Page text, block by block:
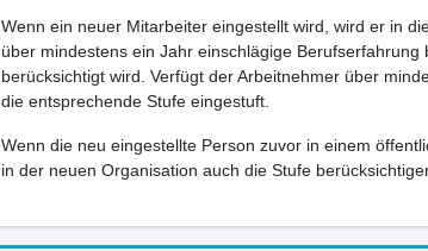
Wenn ein neuer Mitarbeiter eingestellt wird, wird er in
über mindestens ein Jahr einschlägige
berücksichtigt wird. Verfügt der Arbeitnehmer über
die entsprechende Stufe eingestuft.
Wenn die neu eingestellte Person zuvor in einem
in der neuen Organisation auch die Stufe